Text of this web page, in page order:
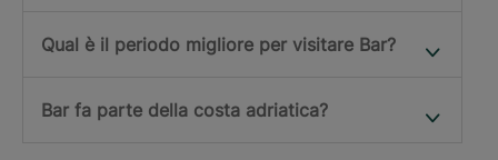
Qual è il periodo migliore per visitare Bar?
Bar fa parte della costa adriatica?